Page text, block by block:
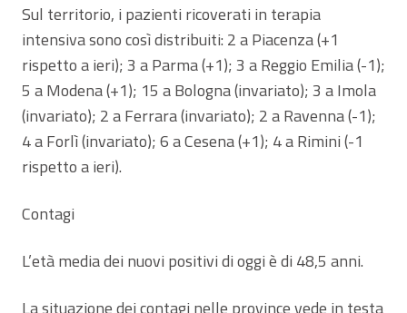
Sul territorio, i pazienti ricoverati in terapia
intensiva sono così distribuiti: 2 a Piacenza (+1
rispetto a ieri); 3 a Parma (+1); 3 a Reggio Emilia (-1);
5 a Modena (+1); 15 a Bologna (invariato); 3 a Imola
(invariato); 2 a Ferrara (invariato); 2 a Ravenna (-1);
4 a Forlì (invariato); 6 a Cesena (+1); 4 a Rimini (-1
rispetto a ieri).
Contagi
L’età media dei nuovi positivi di oggi è di 48,5 anni.
La situazione dei contagi nelle province vede in testa